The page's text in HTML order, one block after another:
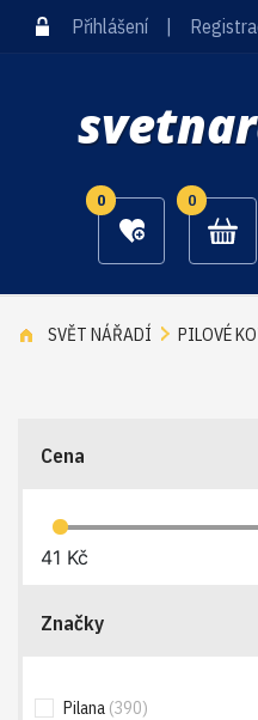
Přihlášení
0 0
SVĚT NÁŘADÍ PILOVÉ
Cena
41 Kč
Značky
Pilana (390)